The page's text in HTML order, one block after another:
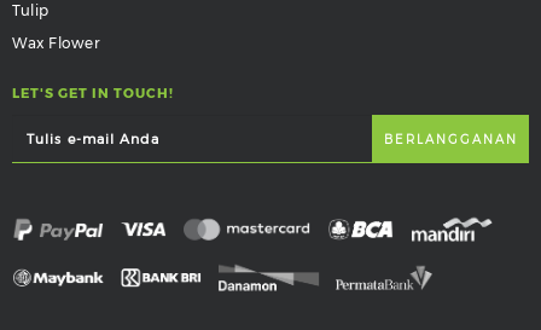
Tulip
Wax Flower
LET'S GET IN TOUCH!